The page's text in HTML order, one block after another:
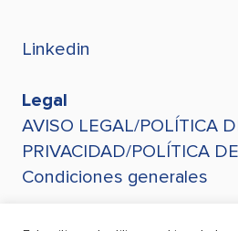
Linkedin
Legal
AVISO LEGAL/POLÍTICA
PRIVACIDAD/POLÍTICA
Condiciones generales